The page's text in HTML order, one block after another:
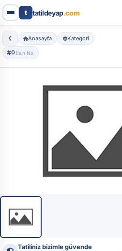
t tatildeyap.com
Anasayfa Kategori
0İlan No
Tüm Fotoğraflar (1)
Tatiliniz bizimle güvende
Genel Bakış